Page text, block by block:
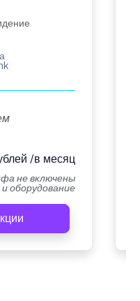
/в месяц
не включены
оборудование